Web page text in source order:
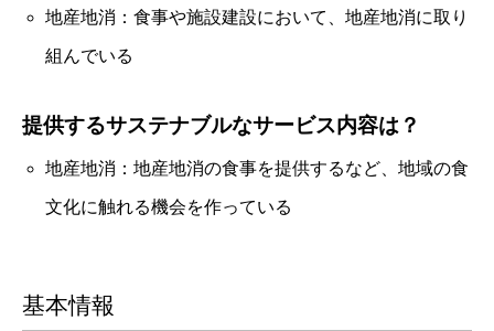
地産地消：食事や施設建設において、地産地消に取り
組んでいる
提供するサステナブルなサービス内容は？
地産地消：地産地消の食事を提供するなど、地域の食
文化に触れる機会を作っている
基本情報